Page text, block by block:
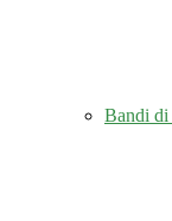
Bandi di